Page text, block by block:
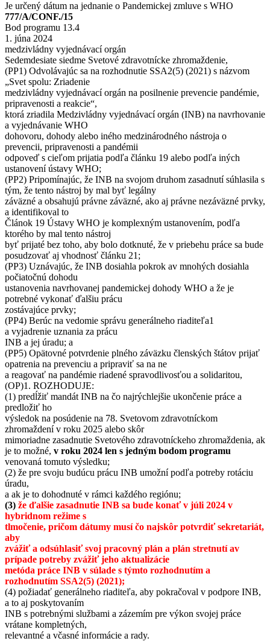
Je určený dátum na jednanie o Pandemickej zmluve s WHO
777/A/CONF./15
Bod programu 13.4
1. júna 2024
medzivládny vyjednávací orgán
Sedemdesiate siedme Svetové zdravotnícke zhromaždenie,
(PP1) Odvolávajúc sa na rozhodnutie SSA2(5) (2021) s názvom
„Svet spolu: Zriadenie
medzivládny vyjednávací orgán na posilnenie prevencie pandémie,
pripravenosti a reakcie“,
ktorá zriadila Medzivládny vyjednávací orgán (INB) na navrhovanie
a vyjednávanie WHO
dohovoru, dohody alebo iného medzinárodného nástroja o
prevencii, pripravenosti a pandémii
odpoveď s cieľom prijatia podľa článku 19 alebo podľa iných
ustanovení ústavy WHO;
(PP2) Pripomínajúc, že ​​INB na svojom druhom zasadnutí súhlasila s
tým, že tento nástroj by mal byť legálny
záväzné a obsahujú právne záväzné, ako aj právne nezáväzné prvky,
a identifikoval to
Článok 19 Ústavy WHO je komplexným ustanovením, podľa
ktorého by mal tento nástroj
byť prijaté bez toho, aby bolo dotknuté, že v priebehu práce sa bude
posudzovať aj vhodnosť článku 21;
(PP3) Uznávajúc, že ​​INB dosiahla pokrok av mnohých dosiahla
počiatočnú dohodu
ustanovenia navrhovanej pandemickej dohody WHO a že je
potrebné vykonať ďalšiu prácu
zostávajúce prvky;
(PP4) Berúc na vedomie správu generálneho riaditeľa1
a vyjadrenie uznania za prácu
INB a jej úradu; a
(PP5) Opätovné potvrdenie plného záväzku členských štátov prijať
opatrenia na prevenciu a pripraviť sa na ne
a reagovať na pandémie riadené spravodlivosťou a solidaritou,
(OP)1. ROZHODUJE:
(1) predĺžiť mandát INB na čo najrýchlejšie ukončenie práce a
predložiť ho
výsledok na posúdenie na 78. Svetovom zdravotníckom
zhromaždení v roku 2025 alebo skôr
mimoriadne zasadnutie Svetového zdravotníckeho zhromaždenia, ak
je to možné, v roku 2024 len s jedným bodom programu
venovaná tomuto výsledku;
(2) že pre svoju budúcu prácu INB umožní podľa potreby rotáciu
úradu,
a ak je to dohodnuté v rámci každého regiónu;
(3) že ďalšie zasadnutie INB sa bude konať v júli 2024 v
hybridnom režime s
tlmočenie, pričom dátumy musí čo najskôr potvrdiť sekretariát,
aby
zvážiť a odsúhlasiť svoj pracovný plán a plán stretnutí av
prípade potreby zvážiť jeho aktualizácie
metóda práce INB v súlade s týmto rozhodnutím a
rozhodnutím SSA2(5) (2021);
(4) požiadať generálneho riaditeľa, aby pokračoval v podpore INB,
a to aj poskytovaním
INB s potrebnými službami a zázemím pre výkon svojej práce
vrátane kompletných,
relevantné a včasné informácie a rady.